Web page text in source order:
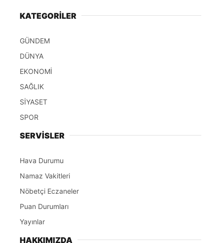
KATEGORİLER
GÜNDEM
DÜNYA
EKONOMİ
SAĞLIK
SİYASET
SPOR
SERVİSLER
Hava Durumu
Namaz Vakitleri
Nöbetçi Eczaneler
Puan Durumları
Yayınlar
HAKKIMIZDA